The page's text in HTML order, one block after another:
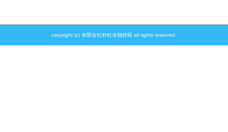
copyright (c) 有限会社村松冷熱技研 all rights reserved.